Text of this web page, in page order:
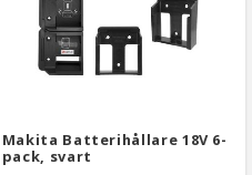
Makita Batterihållare 18V 6-
pack, svart